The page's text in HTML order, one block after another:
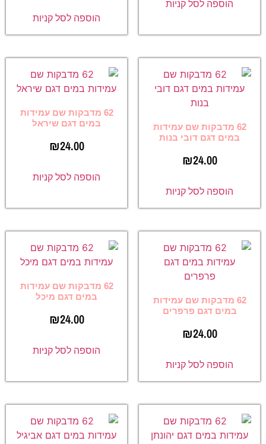
הוספה לסל קניות
הוספה לסל קניות
62 מדבקות שם עמידות
במים דגם דובי בנות
₪24.00
הוספה לסל קניות
62 מדבקות שם עמידות
במים דגם שיראל
₪24.00
הוספה לסל קניות
62 מדבקות שם עמידות
במים דגם פרפרים
₪24.00
הוספה לסל קניות
62 מדבקות שם עמידות
במים דגם מיכל
₪24.00
הוספה לסל קניות